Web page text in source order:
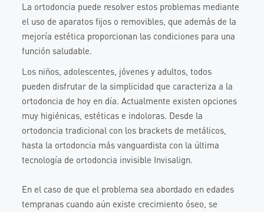
La ortodoncia puede resolver estos problemas mediante
el uso de aparatos fijos o removibles, que además de la
mejoría estética proporcionan las condiciones para una
función saludable.
Los niños, adolescentes, jóvenes y adultos, todos
pueden disfrutar de la simplicidad que caracteriza a la
ortodoncia de hoy en día. Actualmente existen opciones
muy higiénicas, estéticas e indoloras. Desde la
ortodoncia tradicional con los brackets de metálicos,
hasta la ortodoncia más vanguardista con la última
tecnología de ortodoncia invisible Invisalign.
En el caso de que el problema sea abordado en edades
tempranas cuando aún existe crecimiento óseo, se